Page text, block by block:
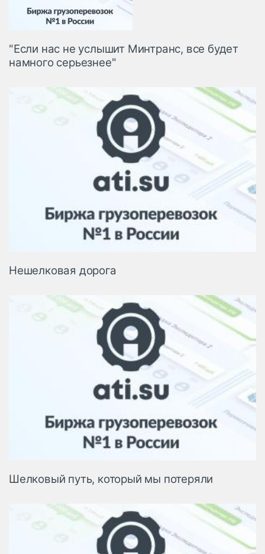
"Если нас не услышит Минтранс, все будет
намного серьезнее"
Нешелковая дорога
Шелковый путь, который мы потеряли